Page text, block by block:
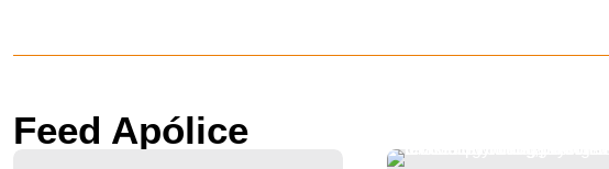
Feed Apólice